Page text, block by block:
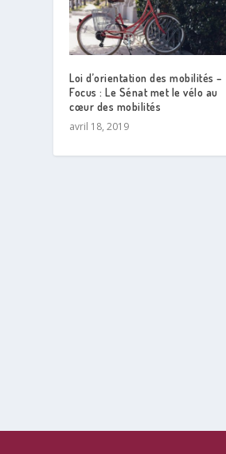
Loi d’orientation des mobilités –
Focus : Le Sénat met le vélo au
cœur des mobilités
avril 18, 2019